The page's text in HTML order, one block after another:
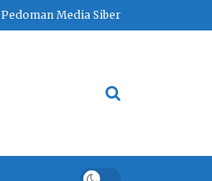
Pedoman Media Siber